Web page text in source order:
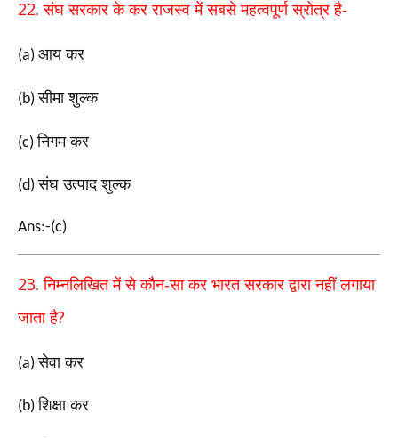
22.संघ सरकार के कर राजस्व में सबसे महत्वपूर्ण स्रोत्र है-
(a) आय कर
(b)सीमा शुल्क
(c)निगम कर
(d)संघ उत्पाद शुल्क
Ans:-(c)
23.निम्नलिखित में से कौन-सा कर भारत सरकार द्वारा नहीं लगाया
जाता है?
(a)सेवा कर
(b)शिक्षा कर